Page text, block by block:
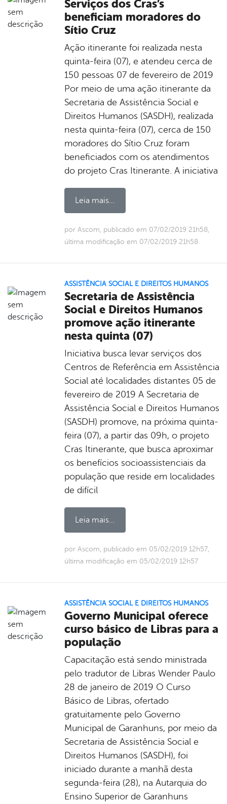
Serviços dos Cras’s
beneficiam moradores do
Sítio Cruz
Ação itinerante foi realizada nesta
quinta-feira (07), e atendeu cerca de
150 pessoas 07 de fevereiro de 2019
Por meio de uma ação itinerante da
Secretaria de Assistência Social e
Direitos Humanos (SASDH), realizada
nesta quinta-feira (07), cerca de 150
moradores do Sítio Cruz foram
beneficiados com os atendimentos
do projeto Cras Itinerante. A iniciativa
Leia mais...
por Ascom, publicado em 07/02/2019 21h58,
última modificação em 07/02/2019 21h58
ASSISTÊNCIA SOCIAL E DIREITOS HUMANOS
Secretaria de Assistência
Social e Direitos Humanos
promove ação itinerante
nesta quinta (07)
Iniciativa busca levar serviços dos
Centros de Referência em Assistência
Social até localidades distantes 05 de
fevereiro de 2019 A Secretaria de
Assistência Social e Direitos Humanos
(SASDH) promove, na próxima quinta-
feira (07), a partir das 09h, o projeto
Cras Itinerante, que busca aproximar
os benefícios socioassistenciais da
população que reside em localidades
de difícil
Leia mais...
por Ascom, publicado em 05/02/2019 12h57,
última modificação em 05/02/2019 12h57
ASSISTÊNCIA SOCIAL E DIREITOS HUMANOS
Governo Municipal oferece
curso básico de Libras para a
população
Capacitação está sendo ministrada
pelo tradutor de Libras Wender Paulo
28 de janeiro de 2019 O Curso
Básico de Libras, ofertado
gratuitamente pelo Governo
Municipal de Garanhuns, por meio da
Secretaria de Assistência Social e
Direitos Humanos (SASDH), foi
iniciado durante a manhã desta
segunda-feira (28), na Autarquia do
Ensino Superior de Garanhuns